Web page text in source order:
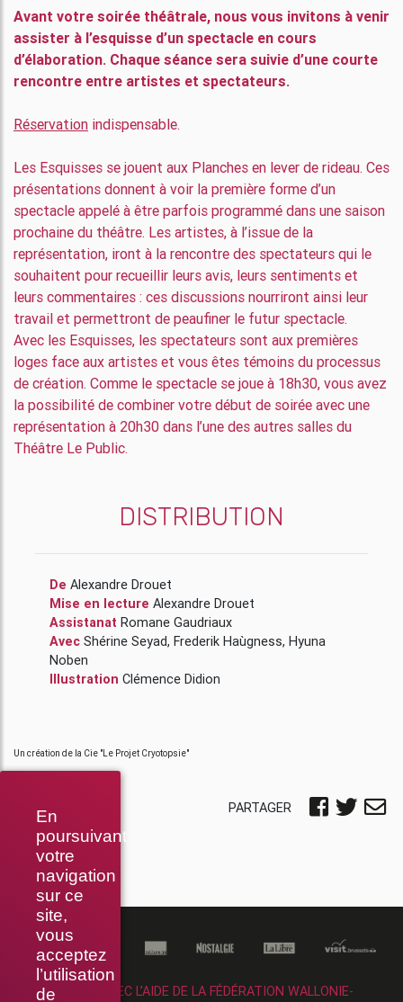
En
poursuivant
votre
navigation
sur ce
site,
vous
acceptez
l’utilisation
de
Avant votre soirée théâtrale, nous vous invitons à venir
assister à l’esquisse d’un spectacle en cours
d’élaboration. Chaque séance sera suivie d’une courte
rencontre entre artistes et spectateurs.
Réservation indispensable.
Les Esquisses se jouent aux Planches en lever de rideau. Ces
présentations donnent à voir la première forme d’un
spectacle appelé à être parfois programmé dans une saison
prochaine du théâtre. Les artistes, à l’issue de la
représentation, iront à la rencontre des spectateurs qui le
souhaitent pour recueillir leurs avis, leurs sentiments et
leurs commentaires : ces discussions nourriront ainsi leur
travail et permettront de peaufiner le futur spectacle.
Avec les Esquisses, les spectateurs sont aux premières
loges face aux artistes et vous êtes témoins du processus
de création. Comme le spectacle se joue à 18h30, vous avez
la possibilité de combiner votre début de soirée avec une
représentation à 20h30 dans l’une des autres salles du
Théâtre Le Public.
DISTRIBUTION
De Alexandre Drouet
Mise en lecture Alexandre Drouet
Assistanat Romane Gaudriaux
Avec Shérine Seyad, Frederik Haùgness, Hyuna
Noben
Illustration Clémence Didion
Un création de la Cie "Le Projet Cryotopsie"
PARTAGER
RÉALISÉ AVEC L’AIDE DE LA FÉDÉRATION WALLONIE-